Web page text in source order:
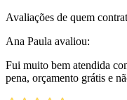
Avaliações de quem
Ana Paula avaliou:
Fui muito bem atendida
pena, orçamento grátis e